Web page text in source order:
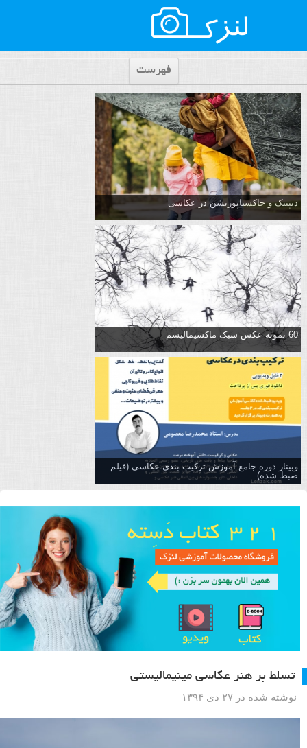
فهرست
دیپتیک و جاکستا‌پوزیشن در عکاسی
60 نمونه عکس سبک ماکسیمالیسم
وبینار دوره جامع آموزش تركيب بندي عكاسي (فیلم
ضبط شده)
تسلط بر هنر عکاسی مینیمالیستی
نوشته شده در ۲۷ دی ۱۳۹۴